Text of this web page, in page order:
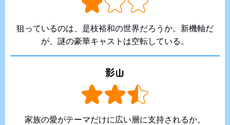
狙っているのは、是枝裕和の世界だろうか。新機軸だ
が、謎の豪華キャストは空転している。
影山
家族の愛がテーマだけに広い層に支持されるか。